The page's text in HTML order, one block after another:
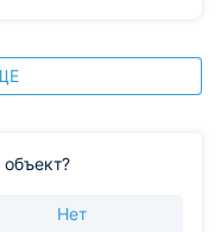
объект?
Нет